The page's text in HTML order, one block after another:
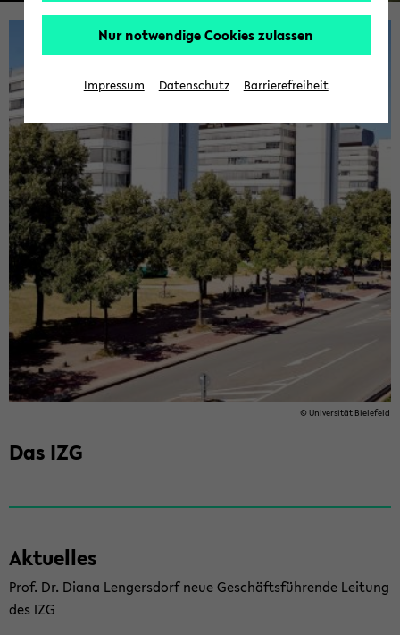
© Uni­ver­si­tät Bie­le­feld
Das IZG
Ak­tu­el­les
Prof. Dr. Diana Len­gers­dorf neue Ge­schäfts­füh­ren­de Lei­tung
des IZG
Nur notwendige Cookies zulassen
Impressum Datenschutz Barrierefreiheit